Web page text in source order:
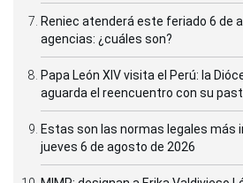
Reniec atenderá este feriado 6 de
agencias: ¿cuáles son?
Papa León XIV visita el Perú: la
aguarda el reencuentro con su
Estas son las normas legales más
jueves 6 de agosto de 2026